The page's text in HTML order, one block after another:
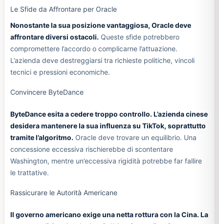
Le Sfide da Affrontare per Oracle
Nonostante la sua posizione vantaggiosa, Oracle deve
affrontare diversi ostacoli. Queste sfide potrebbero
compromettere l’accordo o complicarne l’attuazione.
L’azienda deve destreggiarsi tra richieste politiche, vincoli
tecnici e pressioni economiche.
Convincere ByteDance
ByteDance esita a cedere troppo controllo. L’azienda cinese
desidera mantenere la sua influenza su TikTok, soprattutto
tramite l’algoritmo. Oracle deve trovare un equilibrio. Una
concessione eccessiva rischierebbe di scontentare
Washington, mentre un’eccessiva rigidità potrebbe far fallire
le trattative.
Rassicurare le Autorità Americane
Il governo americano exige una netta rottura con la Cina. La